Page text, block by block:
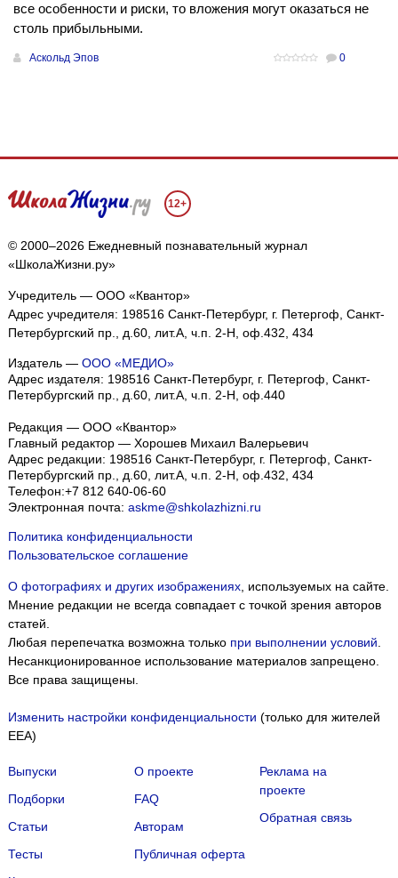
все особенности и риски, то вложения могут оказаться не
столь прибыльными.
Аскольд Эпов 0
12+
© 2000–2026 Ежедневный познавательный журнал
«ШколаЖизни.ру»
Учредитель — ООО «Квантор»
Адрес учредителя: 198516 Санкт-Петербург, г. Петергоф, Санкт-
Петербургский пр., д.60, лит.А, ч.п. 2-Н, оф.432, 434
Издатель — ООО «МЕДИО»
Адрес издателя: 198516 Санкт-Петербург, г. Петергоф, Санкт-
Петербургский пр., д.60, лит.А, ч.п. 2-Н, оф.440
Редакция — ООО «Квантор»
Главный редактор — Хорошев Михаил Валерьевич
Адрес редакции: 198516 Санкт-Петербург, г. Петергоф, Санкт-
Петербургский пр., д.60, лит.А, ч.п. 2-Н, оф.432, 434
Телефон:+7 812 640-06-60
Электронная почта: askme@shkolazhizni.ru
Политика конфиденциальности
Пользовательское соглашение
О фотографиях и других изображениях, используемых на сайте.
Мнение редакции не всегда совпадает с точкой зрения авторов
статей.
Любая перепечатка возможна только при выполнении условий.
Несанкционированное использование материалов запрещено.
Все права защищены.
Изменить настройки конфиденциальности (только для жителей
EEA)
Выпуски
Подборки
Статьи
Тесты
О проекте
FAQ
Авторам
Публичная оферта
Реклама на
проекте
Обратная связь